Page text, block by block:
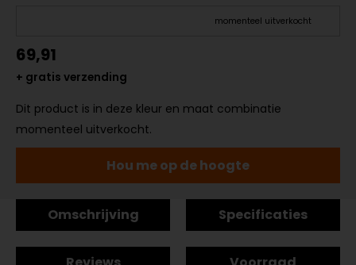
momenteel uitverkocht
69,91
+ gratis verzending
Dit product is in deze kleur en maat combinatie
momenteel uitverkocht.
Hou me op de hoogte
Omschrijving Specificaties